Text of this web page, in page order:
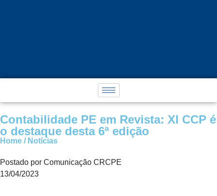
Contabilidade PE em Revista: XI CCP é
o destaque desta 6ª edição
Home / Notícias
Postado por Comunicação CRCPE
13/04/2023